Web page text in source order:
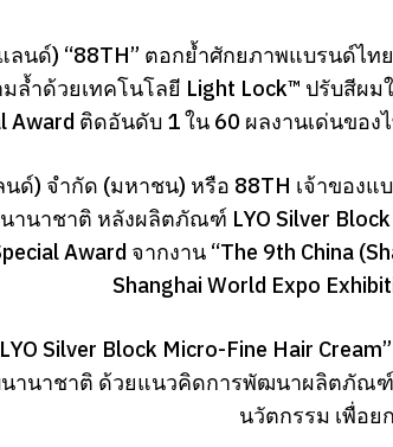
นด์) “88TH” ตอกย้ำศักยภาพแบรนด์ไท
มล้ำด้วยเทคโนโลยี Light Lock™ ปรับสีผ
Award ติดอันดับ 1 ใน 60 ผลงานเด่นข
ด์) จำกัด (มหาชน) หรือ 88TH เจ้าของ
านาชาติ หลังผลิตภัณฑ์ LYO Silver
Award จากงาน “The 9th China
Shanghai World Expo
Silver Block Micro-Fine Hair
านาชาติ ด้วยแนวคิดการพัฒนาผลิตภัณ
นวัตกรรม เพื่อ